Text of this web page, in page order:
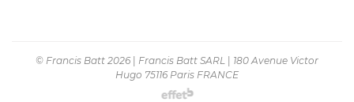
© Francis Batt 2026 Francis Batt SARL
180 Avenue Victor
Hugo 75116 Paris FRANCE